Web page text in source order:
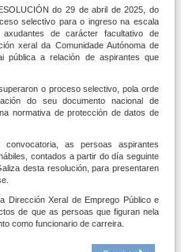
do 29 de abril de 2025, do
selectivo para o ingreso na escala
de carácter facultativo de
xeral da Comunidade Autónoma de
pública a relación de aspirantes que
o proceso selectivo, pola orde
do seu documento nacional de
normativa de protección de datos de
as persoas aspirantes
contados a partir do día seguinte
desta resolución, para presentaren
Dirección Xeral de Emprego Público e
de que as persoas que figuran nela
como funcionario de carreira.